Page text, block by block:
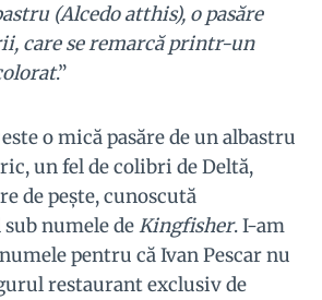
(Alcedo atthis), o pasăre
care se remarcă printr-un
.”
o mică pasăre de un albastru
un fel de colibri de Deltă,
de pește, cunoscută
numele deKingfisher. I-am
pentru că Ivan Pescar nu
restaurant exclusiv de